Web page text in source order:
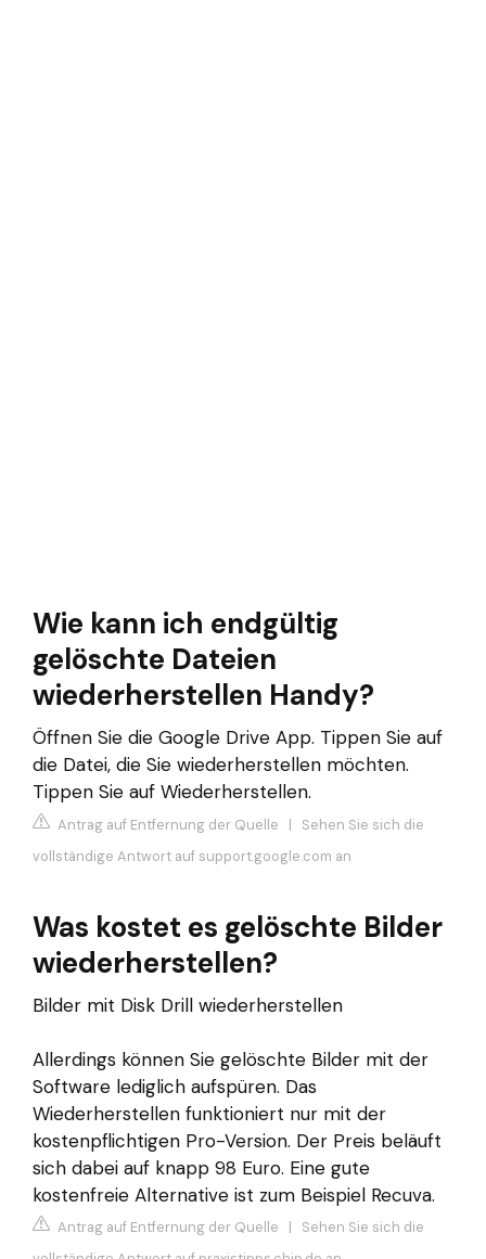
Wie kann ich endgültig
gelöschte Dateien
wiederherstellen Handy?
Öffnen Sie die Google Drive App. Tippen Sie auf
die Datei, die Sie wiederherstellen möchten.
Tippen Sie auf Wiederherstellen.
Antrag auf Entfernung der Quelle | Sehen Sie sich die
vollständige Antwort auf support.google.com an
Was kostet es gelöschte Bilder
wiederherstellen?
Bilder mit Disk Drill wiederherstellen
Allerdings können Sie gelöschte Bilder mit der
Software lediglich aufspüren. Das
Wiederherstellen funktioniert nur mit der
kostenpflichtigen Pro-Version. Der Preis beläuft
sich dabei auf knapp 98 Euro. Eine gute
kostenfreie Alternative ist zum Beispiel Recuva.
Antrag auf Entfernung der Quelle | Sehen Sie sich die